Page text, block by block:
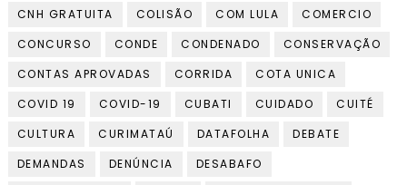
CNH GRATUITA
COLISÃO COM LULA
COMERCIO
CONCURSO
CONDE CONDENADO
CONSERVAÇÃO
CONTAS APROVADAS
CORRIDA
COTA UNICA
COVID 19
COVID-19 CUBATI CUIDADO
CUITÉ
CULTURA
CURIMATAÚ DATAFOLHA
DEBATE
DEMANDAS
DENÚNCIA
DESABAFO